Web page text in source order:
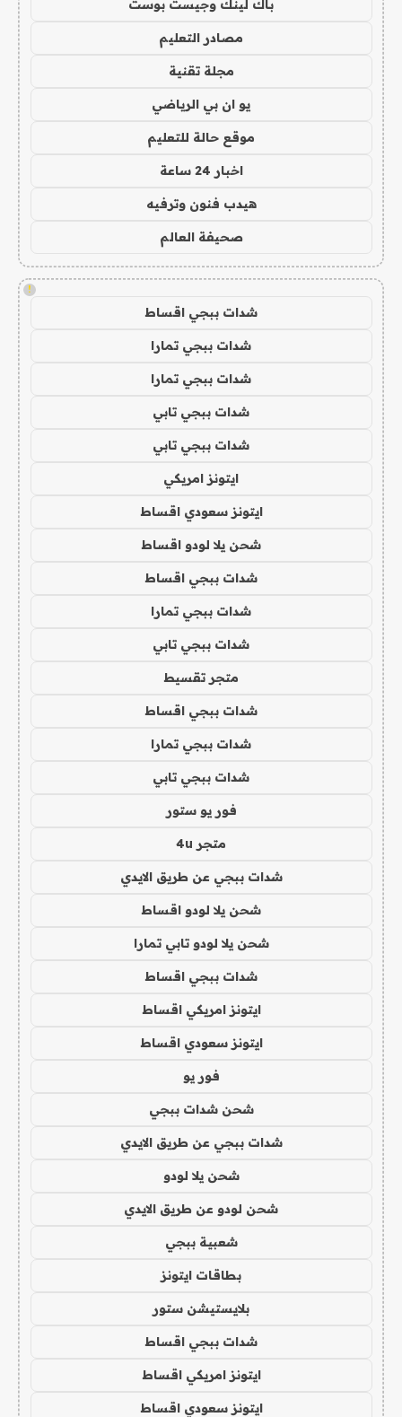
باك لينك وجيست بوست
مصادر التعليم
مجلة تقنية
يو ان بي الرياضي
موقع حالة للتعليم
اخبار 24 ساعة
هيدب فنون وترفيه
صحيفة العالم
!
شدات ببجي اقساط
شدات ببجي تمارا
شدات ببجي تمارا
شدات ببجي تابي
شدات ببجي تابي
ايتونز امريكي
ايتونز سعودي اقساط
شحن يلا لودو اقساط
شدات ببجي اقساط
شدات ببجي تمارا
شدات ببجي تابي
متجر تقسيط
شدات ببجي اقساط
شدات ببجي تمارا
شدات ببجي تابي
فور يو ستور
متجر 4u
شدات ببجي عن طريق الايدي
شحن يلا لودو اقساط
شحن يلا لودو تابي تمارا
شدات ببجي اقساط
ايتونز امريكي اقساط
ايتونز سعودي اقساط
فور يو
شحن شدات ببجي
شدات ببجي عن طريق الايدي
شحن يلا لودو
شحن لودو عن طريق الايدي
شعبية ببجي
بطاقات ايتونز
بلايستيشن ستور
شدات ببجي اقساط
ايتونز امريكي اقساط
ايتونز سعودي اقساط